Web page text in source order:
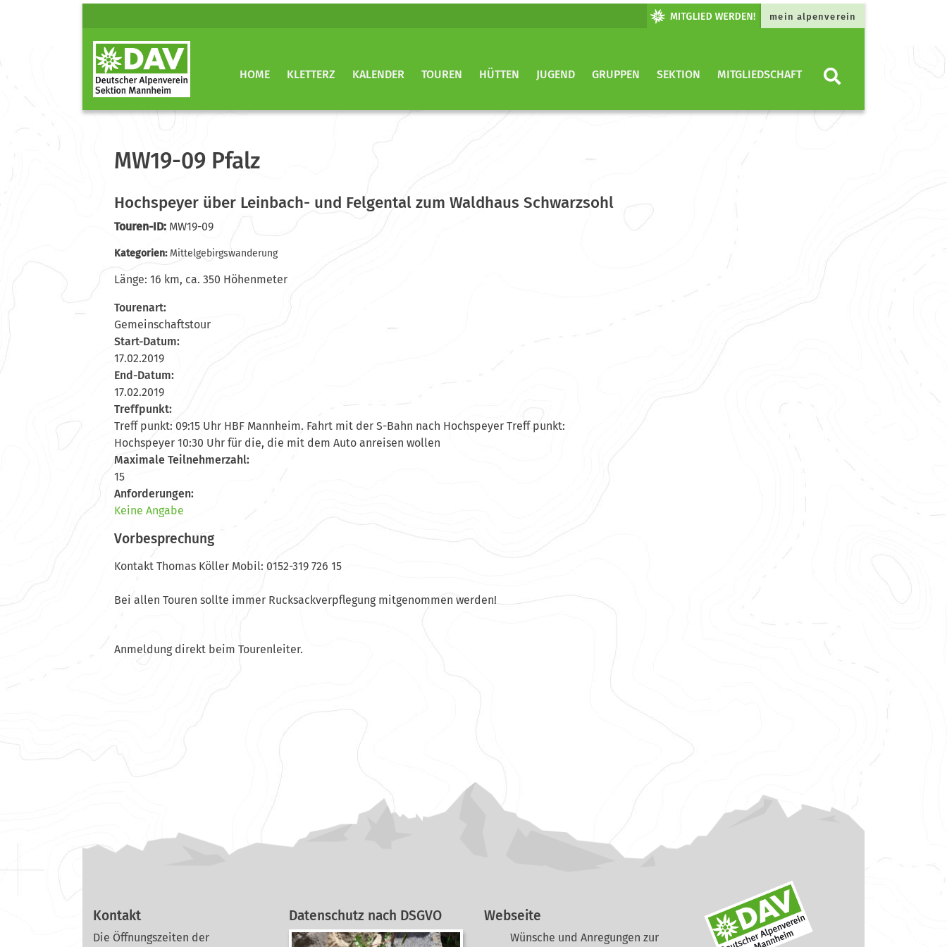
mein alpenverein
HOME KLETTERZ KALENDER TOUREN HÜTTEN JUGEND GRUPPEN SEKTION MITGLIEDSCHAFT
MW19-09 Pfalz
Hochspeyer über Leinbach- und Felgental zum Waldhaus Schwarzsohl
Touren-ID: MW19-09
Kategorien: Mittelgebirgswanderung
Länge: 16 km, ca. 350 Höhenmeter
Tourenart:
Gemeinschaftstour
Start-Datum:
17.02.2019
End-Datum:
17.02.2019
Treffpunkt:
Treff punkt: 09:15 Uhr HBF Mannheim. Fahrt mit der S-Bahn nach Hochspeyer Treff punkt:
Hochspeyer 10:30 Uhr für die, die mit dem Auto anreisen wollen
Maximale Teilnehmerzahl:
15
Anforderungen:
Keine Angabe
Vorbesprechung
Kontakt Thomas Köller Mobil: 0152-319 726 15
Bei allen Touren sollte immer Rucksackverpflegung mitgenommen werden!
Anmeldung direkt beim Tourenleiter.
Kontakt
Die Öffnungszeiten der
Datenschutz nach DSGVO Webseite
Wünsche und Anregungen zur